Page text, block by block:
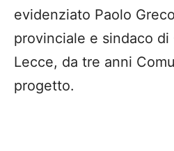
evidenziato Paolo
provinciale e sindaco di
Lecce, da tre anni
progetto.